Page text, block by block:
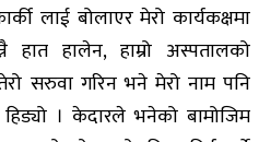
लाई बोलाएर मेरो कार्यकक्षमा
हात हालेन, हाम्रो अस्पतालको
सरुवा गरिन भने मेरो नाम पनि
। केदारले भनेको बामोजिम